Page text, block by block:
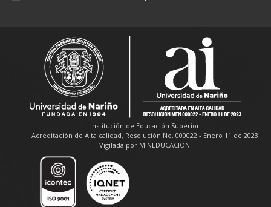
Institución de Educación Superior
Acreditación de Alta calidad, Resolución No. 000022 - Enero 11 de 2023
Vigilada por MINEDUCACIÓN